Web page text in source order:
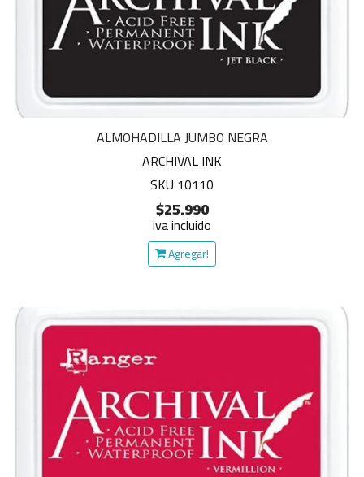
ALMOHADILLA JUMBO NEGRA
ARCHIVAL INK
SKU 10110
$25.990
iva incluido
Agregar!